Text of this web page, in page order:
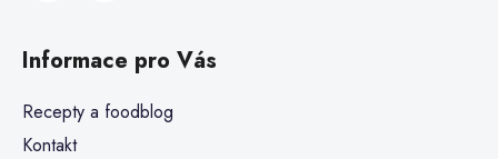
Informace pro Vás
Recepty a foodblog
Kontakt